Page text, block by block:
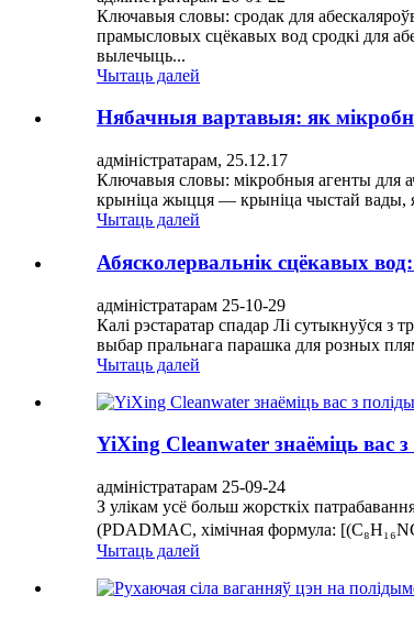
Ключавыя словы: сродак для
прамысловых сцёкавых вод сродкі для
вылечыць...
Чытаць далей
Нябачныя вартавыя: як
адміністратарам, 25.12.17
Ключавыя словы: мікробныя агенты для
крыніца жыцця — крыніца чыстай вады,
Чытаць далей
Абясколервальнік сцёкавых
адміністратарам 25-10-29
Калі рэстаратар спадар Лі сутыкнуўся з
выбар пральнага парашка для розных
Чытаць далей
YiXing Cleanwater знаёміць вас
адміністратарам 25-09-24
З улікам усё больш жорсткіх
(PDADMAC, хімічная формула:
Чытаць далей